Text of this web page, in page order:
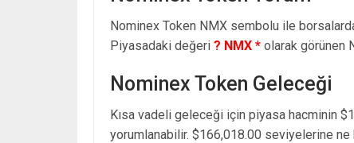
Nominex Token NMX sembolu ile
Piyasadaki değeri ? NMX * olarak görünen
Nominex Token Geleceği
Kısa vadeli geleceği için piyasa hacminin
yorumlanabilir. $166,018.00 seviyelerine ne